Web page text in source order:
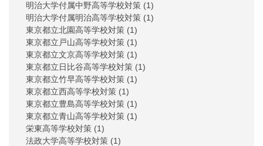
明治大学付属中野高等学校対策 (1)
明治大学付属明治高等学校対策 (1)
東京都立北園高等学校対策 (1)
東京都立戸山高等学校対策 (1)
東京都立文京高等学校対策 (1)
東京都立日比谷高等学校対策 (1)
東京都立竹早高等学校対策 (1)
東京都立西高等学校対策 (1)
東京都立豊島高等学校対策 (1)
東京都立青山高等学校対策 (1)
栄東高等学校対策 (1)
法政大学高等学校対策 (1)